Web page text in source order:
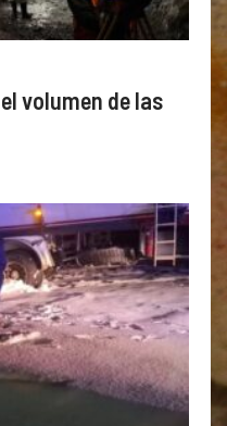
volumen de las